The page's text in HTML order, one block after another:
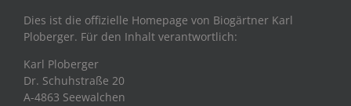
Dies ist die offizielle Homepage von Biogärtner Karl
Ploberger. Für den Inhalt verantwortlich:
Karl Ploberger
Dr. Schuhstraße 20
A-4863 Seewalchen